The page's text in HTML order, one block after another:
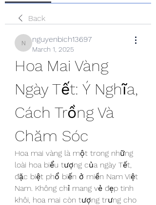
Back
nguyenbich13697
nguyenbich13697
March 1, 2025
Hoa Mai Vàng
Ngày Tết: Ý Nghĩa,
Cách Trồng Và
Chăm Sóc
Hoa mai vàng là một trong những
loài hoa biểu tượng của ngày Tết,
đặc biệt phổ biến ở miền Nam Việt
Nam. Không chỉ mang vẻ đẹp tinh
khôi, hoa mai còn tượng trưng cho